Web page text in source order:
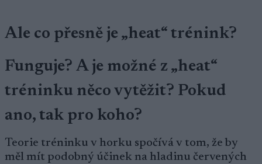
Ale co přesně je „heat“ trénink?
Funguje? A je možné z „heat“
tréninku něco vytěžit? Pokud
ano, tak pro koho?
Teorie tréninku v horku spočívá v tom, že by
měl mít podobný účinek na hladinu červených